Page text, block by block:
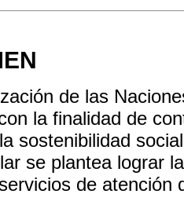
de las
la finalidad de
sostenibilidad
se plantea lograr
de atención